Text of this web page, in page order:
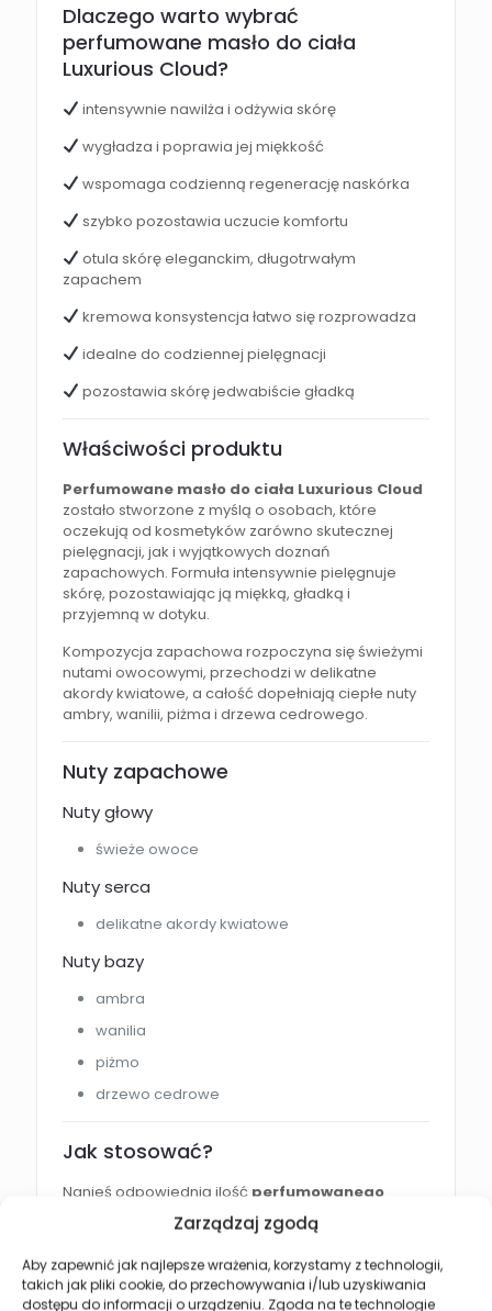
Zarządzaj zgodą
Aby zapewnić jak najlepsze wrażenia, korzystamy z technologii,
takich jak pliki cookie, do przechowywania i/lub uzyskiwania
dostępu do informacji o urządzeniu. Zgoda na te technologie
Dlaczego warto wybrać
perfumowane masło do ciała
Luxurious Cloud?
intensywnie nawilża i odżywia skórę
wygładza i poprawia jej miękkość
wspomaga codzienną regenerację naskórka
szybko pozostawia uczucie komfortu
otula skórę eleganckim, długotrwałym
zapachem
kremowa konsystencja łatwo się rozprowadza
idealne do codziennej pielęgnacji
pozostawia skórę jedwabiście gładką
Właściwości produktu
Perfumowane masło do ciała Luxurious Cloud
zostało stworzone z myślą o osobach, które
oczekują od kosmetyków zarówno skutecznej
pielęgnacji, jak i wyjątkowych doznań
zapachowych. Formuła intensywnie pielęgnuje
skórę, pozostawiając ją miękką, gładką i
przyjemną w dotyku.
Kompozycja zapachowa rozpoczyna się świeżymi
nutami owocowymi, przechodzi w delikatne
akordy kwiatowe, a całość dopełniają ciepłe nuty
ambry, wanilii, piżma i drzewa cedrowego.
Nuty zapachowe
Nuty głowy
świeże owoce
Nuty serca
delikatne akordy kwiatowe
Nuty bazy
ambra
wanilia
piżmo
drzewo cedrowe
Jak stosować?
Nanieś odpowiednią ilość perfumowanego
masła do ciała Luxurious Cloud
Delikatnie wmasuj okrężnymi ruchami aż do
całkowitego wchłonięcia.